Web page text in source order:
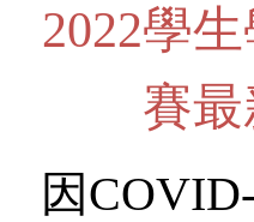
2021學生學習成果競賽
2020學生學習成果競賽
2019學生學習成果競賽
2017學生學習成果競賽
2022學
賽最
因